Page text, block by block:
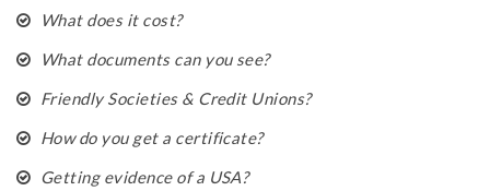
What does it cost?
What documents can you see?
Friendly Societies & Credit Unions?
How do you get a certificate?
Getting evidence of a USA?